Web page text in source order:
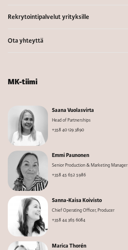
Rekrytointipalvelut yrityksille
Ota yhteyttä
MK-tiimi
Saana Vuolasvirta
Head of Partnerships
+358 40 129 3890
Emmi Paunonen
Senior Production & Marketing Manager
+358 45 652 5986
Sanna-Kaisa Koivisto
Chief Operating Officer, Producer
+358 44 365 6084
Marica Thorén